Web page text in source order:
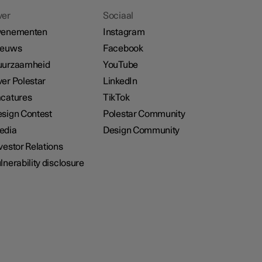
Polestar
Contest
Relations
disclosure
Sociaal
Instagram
Facebook
YouTube
LinkedIn
TikTok
Polestar Community
Design Community